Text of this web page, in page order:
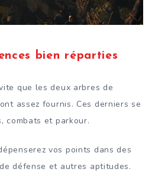
bien réparties
que les deux arbres de
assez fournis. Ces derniers se
combats et parkour.
vos points dans des
défense et autres aptitudes.